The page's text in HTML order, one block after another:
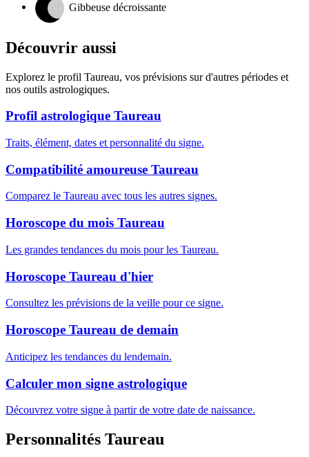
Gibbeuse décroissante
Découvrir aussi
Explorez le profil Taureau, vos prévisions sur d'autres périodes et
nos outils astrologiques.
Profil astrologique Taureau
Traits, élément, dates et personnalité du signe.
Compatibilité amoureuse Taureau
Comparez le Taureau avec tous les autres signes.
Horoscope du mois Taureau
Les grandes tendances du mois pour les Taureau.
Horoscope Taureau d'hier
Consultez les prévisions de la veille pour ce signe.
Horoscope Taureau de demain
Anticipez les tendances du lendemain.
Calculer mon signe astrologique
Découvrez votre signe à partir de votre date de naissance.
Personnalités Taureau